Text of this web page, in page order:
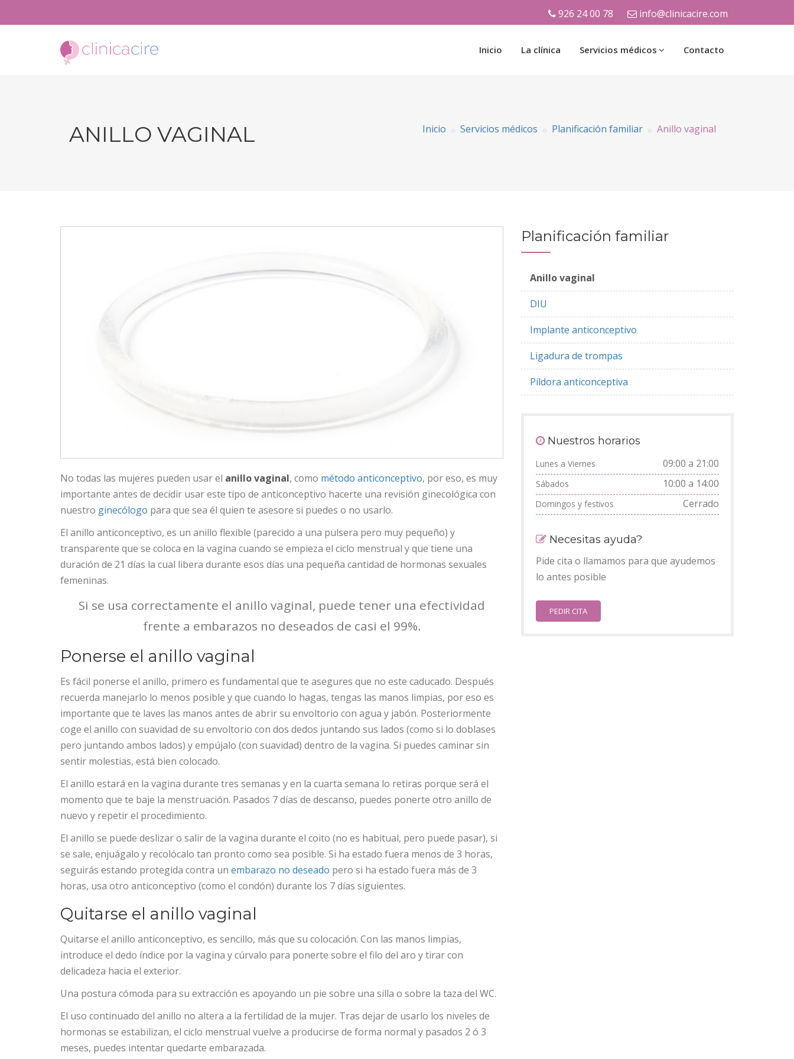
926 24 00 78 info@clinicacire.com
Inicio La clínica Servicios médicos Contacto
ANILLO VAGINAL Inicio Servicios médicos Planificación familiar Anillo vaginal
No todas las mujeres pueden usar el anillo vaginal, como método anticonceptivo, por eso, es muy
importante antes de decidir usar este tipo de anticonceptivo hacerte una revisión ginecológica con
nuestro ginecólogo para que sea él quien te asesore si puedes o no usarlo.
El anillo anticonceptivo, es un anillo flexible (parecido a una pulsera pero muy pequeño) y
transparente que se coloca en la vagina cuando se empieza el ciclo menstrual y que tiene una
duración de 21 días la cual libera durante esos días una pequeña cantidad de hormonas sexuales
femeninas.
Si se usa correctamente el anillo vaginal, puede tener una efectividad
frente a embarazos no deseados de casi el 99%.
Ponerse el anillo vaginal
Es fácil ponerse el anillo, primero es fundamental que te asegures que no este caducado. Después
recuerda manejarlo lo menos posible y que cuando lo hagas, tengas las manos limpias, por eso es
importante que te laves las manos antes de abrir su envoltorio con agua y jabón. Posteriormente
coge el anillo con suavidad de su envoltorio con dos dedos juntando sus lados (como si lo doblases
pero juntando ambos lados) y empújalo (con suavidad) dentro de la vagina. Si puedes caminar sin
sentir molestias, está bien colocado.
El anillo estará en la vagina durante tres semanas y en la cuarta semana lo retiras porque será el
momento que te baje la menstruación. Pasados 7 días de descanso, puedes ponerte otro anillo de
nuevo y repetir el procedimiento.
El anillo se puede deslizar o salir de la vagina durante el coito (no es habitual, pero puede pasar), si
se sale, enjuágalo y recolócalo tan pronto como sea posible. Si ha estado fuera menos de 3 horas,
seguirás estando protegida contra un embarazo no deseado pero si ha estado fuera más de 3
horas, usa otro anticonceptivo (como el condón) durante los 7 días siguientes.
Quitarse el anillo vaginal
Quitarse el anillo anticonceptivo, es sencillo, más que su colocación. Con las manos limpias,
introduce el dedo índice por la vagina y cúrvalo para ponerte sobre el filo del aro y tirar con
delicadeza hacia el exterior.
Una postura cómoda para su extracción es apoyando un pie sobre una silla o sobre la taza del WC.
El uso continuado del anillo no altera a la fertilidad de la mujer. Tras dejar de usarlo los niveles de
hormonas se estabilizan, el ciclo menstrual vuelve a producirse de forma normal y pasados 2 ó 3
meses, puedes intentar quedarte embarazada.
Planificación familiar
Anillo vaginal
DIU
Implante anticonceptivo
Ligadura de trompas
Píldora anticonceptiva
Nuestros horarios
Lunes a Viernes 09:00 a 21:00
Sábados 10:00 a 14:00
Domingos y festivos Cerrado
Necesitas ayuda?
Pide cita o llamamos para que ayudemos
lo antes posible
PEDIR CITA